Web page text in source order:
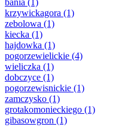
bania (1)
krzywickagora (1)
zebolowa (1)
kiecka (1)
hajdowka (1)
pogorzewielickie (4)
wieliczka (1)
dobczyce (1)
pogorzewisnickie (1)
zamczysko (1)
grotakomonieckiego (1)
gibasowgron (1)